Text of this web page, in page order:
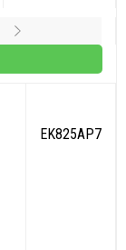
EK825AP7